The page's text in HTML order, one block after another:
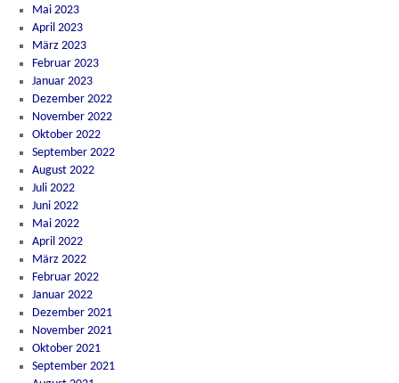
Mai 2023
April 2023
März 2023
Februar 2023
Januar 2023
Dezember 2022
November 2022
Oktober 2022
September 2022
August 2022
Juli 2022
Juni 2022
Mai 2022
April 2022
März 2022
Februar 2022
Januar 2022
Dezember 2021
November 2021
Oktober 2021
September 2021